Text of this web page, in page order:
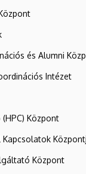
és Alumni
Intézet
Központ
Kapcsolatok
Központ